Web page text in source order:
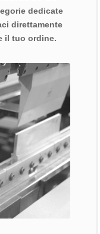
dedicate
direttamente
il tuo ordine.